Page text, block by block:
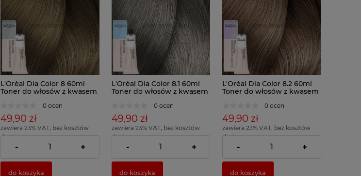
L'Oréal Dia Color 8 60ml
Toner do włosów z kwasem
0 ocen
49,90 zł
zawiera 23% VAT, bez kosztów
dostawy
( 1 x 100ml = 83,17 zł )
- +
do koszyka
L'Oréal Dia Color 8.1 60ml
Toner do włosów z kwasem
0 ocen
49,90 zł
zawiera 23% VAT, bez kosztów
dostawy
( 1 x 100ml = 83,17 zł )
- +
do koszyka
L'Oréal Dia Color 8.2 60ml
Toner do włosów z kwasem
0 ocen
49,90 zł
zawiera 23% VAT, bez kosztów
dostawy
( 1 x 100ml = 83,17 zł )
- +
do koszyka